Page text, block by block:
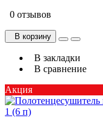
0 отзывов
В корзину
В закладки
В сравнение
Акция